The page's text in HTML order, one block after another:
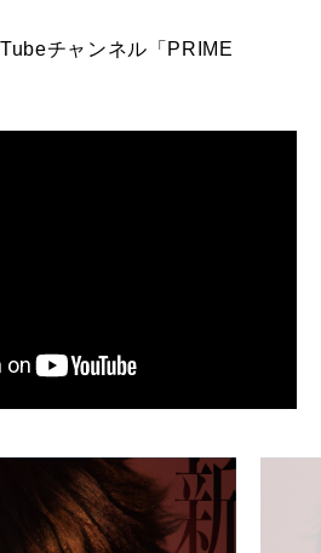
チャンネル「PRIME